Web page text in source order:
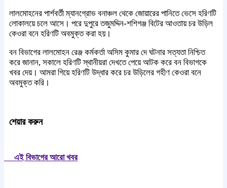
লালমোহনের পার্শবর্তী ম্যানগ্রোভ বনাঞ্চল থেকে জোয়ারের পানিতে ভেসে হরিণটি
লোকালয়ে চলে আসে। পরে দুপুরে তজুমদ্দিন-শশিগঞ্জ বিটের আওতায় চর উড়িল
কেওরা বনে হরিণটি অবমুক্ত করা হয়।
বন বিভাগের লালমোহন রেঞ্জ কর্মকর্তা অসিম কুমার দে ঘটনার সত্যতা নিশ্চিত
করে জানান, সকালে হরিণটি স্থানীয়রা দেখতে পেয়ে আটক করে বন বিভাগকে
খবর দেয়। আমরা গিয়ে হরিণটি উদ্ধার করে চর উড়িলের গহীণ কেওরা বনে
অবমুক্ত করি।
শেয়ার করুন
এই বিভাগের আরো খবর